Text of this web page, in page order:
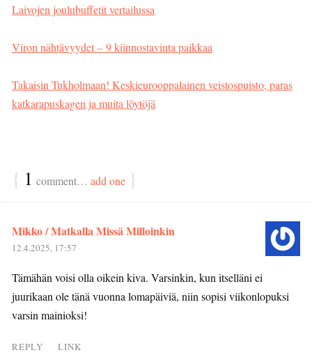
Laivojen joulubuffetit vertailussa
Viron nähtävyydet – 9 kiinnostavinta paikkaa
Takaisin Tukholmaan! Keskieurooppalainen veistospuisto, paras
katkarapuskagen ja muita löytöjä
{ 1 comment… add one }
Mikko / Matkalla Missä Milloinkin
12.4.2025, 17:57
Tämähän voisi olla oikein kiva. Varsinkin, kun itselläni ei
juurikaan ole tänä vuonna lomapäiviä, niin sopisi viikonlopuksi
varsin mainioksi!
REPLY LINK